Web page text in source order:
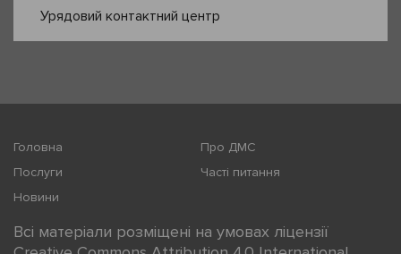
Урядовий контактний центр
Головна
Про ДМС
Послуги
Часті питання
Новини
Всі матеріали розміщені на умовах ліцензії